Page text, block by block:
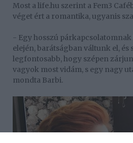
Most a life.hu szerint a Fem3
véget ért a romantika, ugyanis
- Egy hosszú
elején, barátságban váltunk el, és
legfontosabb, hogy szépen
vagyok most vidám, s egy nagy
mondta Barbi.